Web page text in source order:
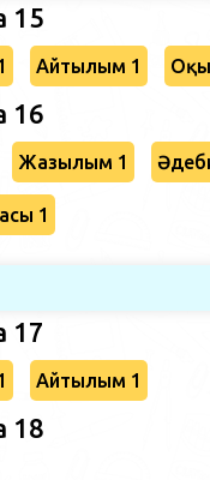
15
Айтылым 1
16
Жазылым 1
1
17
Айтылым 1
18